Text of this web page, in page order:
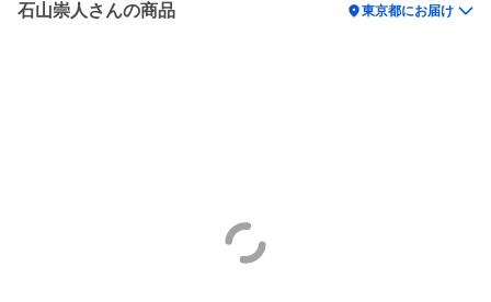
石山崇人さんの商品 location_on東京都にお届け